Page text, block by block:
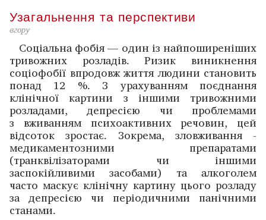
Узагальнення та перспективи
вгору
Соціальна фобія — один із найпоширеніших
тривожних розладів. Ризик виникнення
соціофобії впродовж життя людини становить
понад 12 %. З урахуванням поєднання
клінічної картини з іншими тривожними
розладами, ­депресією чи проблемами
з вживанням психо­активних ­речовин, цей
відсоток зростає. Зокрема, зловживання ­
медикаментозними препаратами
(транквілізаторами чи інши­ми
заспокійливими засобами) та алкоголем
часто ­маскує клінічну картину цього розладу
за депресією чи ­періодичними панічними
станами.